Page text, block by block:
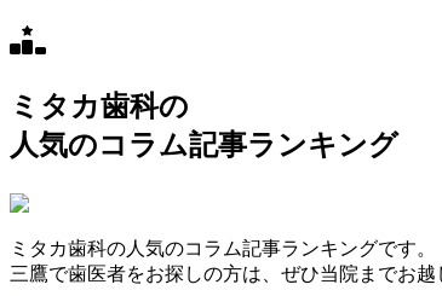
ミタカ歯科の
人気のコラム記事ランキング
ミタカ歯科の人気のコラム記事ランキングです。
三鷹で歯医者をお探しの方は、ぜひ当院までお越